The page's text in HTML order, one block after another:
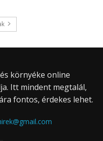
környéke online
Itt mindent megtalál,
fontos, érdekes lehet.